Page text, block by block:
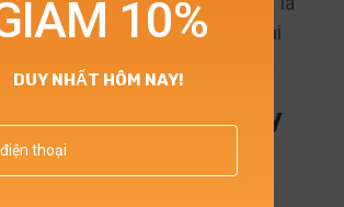
quyết vấn đề của nhiều đề tài
Liệu – Dịch vụ chạy
rẻ
10%
DUY NHẤT HÔM NAY!